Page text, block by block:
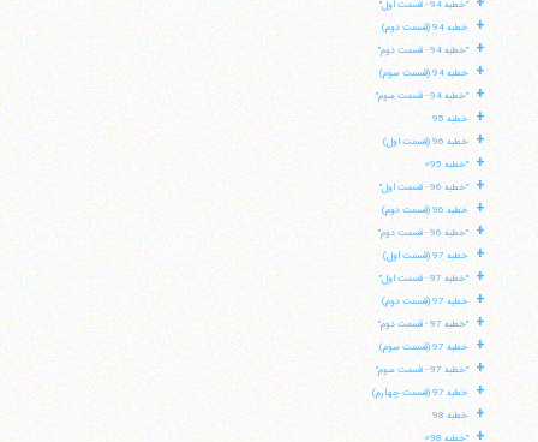
"خطبه 94 - قسمت اول"
+ خطبه 94 (قسمت دوم)
+ "خطبه 94 - قسمت دوم"
+ خطبه 94 (قسمت سوم)
+ "خطبه 94 - قسمت سوم"
+ خطبه 95
+ خطبه 96 (قسمت اول)
+ "خطبه 95»
+ "خطبه 96 - قسمت اول"
+ خطبه 96 (قسمت دوم)
+ "خطبه 96 - قسمت دوم"
+ خطبه 97 (قسمت اول)
+ "خطبه 97 - قسمت اول"
+ خطبه 97 (قسمت دوم)
+ "خطبه 97 - قسمت دوم"
+ خطبه 97 (قسمت سوم)
+ "خطبه 97 - قسمت سوم"
+ خطبه 97 (قسمت چهارم)
+ خطبه 98
+ "خطبه 98»